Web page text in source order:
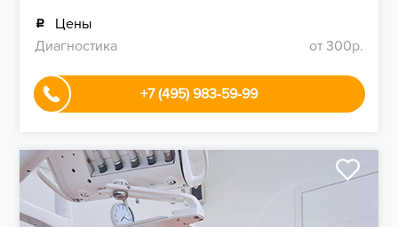
Цены
Диагностика
от 300р.
+7 (495) 983-59-99